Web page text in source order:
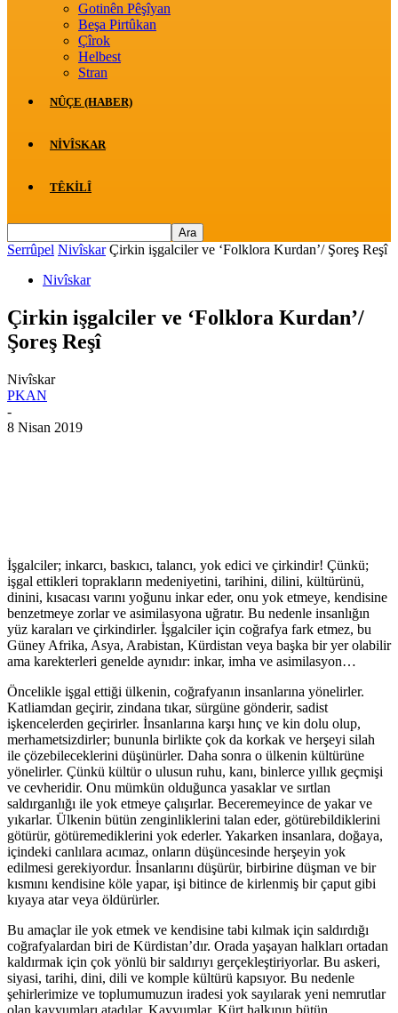
Gotinên Pêşîyan
Beşa Pirtûkan
Çîrok
Helbest
Stran
NÛÇE (HABER)
NIVÎSKAR
TÊKILÎ
Serrûpel Nivîskar Çirkin işgalciler ve ‘Folklora Kurdan’/ Şoreş Reşî
Nivîskar
Çirkin işgalciler ve ‘Folklora Kurdan’/
Şoreş Reşî
Nivîskar
PKAN
-
8 Nisan 2019
İşgalciler; inkarcı, baskıcı, talancı, yok edici ve çirkindir! Çünkü;
işgal ettikleri toprakların medeniyetini, tarihini, dilini, kültürünü,
dinini, kısacası varını yoğunu inkar eder, onu yok etmeye, kendisine
benzetmeye zorlar ve asimilasyona uğratır. Bu nedenle insanlığın
yüz karaları ve çirkindirler. İşgalciler için coğrafya fark etmez, bu
Güney Afrika, Asya, Arabistan, Kürdistan veya başka bir yer olabilir
ama karekterleri genelde aynıdır: inkar, imha ve asimilasyon…
Öncelikle işgal ettiği ülkenin, coğrafyanın insanlarına yönelirler.
Katliamdan geçirir, zindana tıkar, sürgüne gönderir, sadist
işkencelerden geçirirler. İnsanlarına karşı hınç ve kin dolu olup,
merhametsizdirler; bununla birlikte çok da korkak ve herşeyi silah
ile çözebileceklerini düşünürler. Daha sonra o ülkenin kültürüne
yönelirler. Çünkü kültür o ulusun ruhu, kanı, binlerce yıllık geçmişi
ve cevheridir. Onu mümkün olduğunca yasaklar ve sırtlan
saldırganlığı ile yok etmeye çalışırlar. Beceremeyince de yakar ve
yıkarlar. Ülkenin bütün zenginliklerini talan eder, götürebildiklerini
götürür, götüremediklerini yok ederler. Yakarken insanlara, doğaya,
içindeki canlılara acımaz, onların düşüncesinde herşeyin yok
edilmesi gerekiyordur. İnsanlarını düşürür, birbirine düşman ve bir
kısmını kendisine köle yapar, işi bitince de kirlenmiş bir çaput gibi
kıyaya atar veya öldürürler.
Bu amaçlar ile yok etmek ve kendisine tabi kılmak için saldırdığı
coğrafyalardan biri de Kürdistan’dır. Orada yaşayan halkları ortadan
kaldırmak için çok yönlü bir saldırıyı gerçekleştiriyorlar. Bu askeri,
siyasi, tarihi, dini, dili ve komple kültürü kapsıyor. Bu nedenle
şehirlerimize ve toplumumuzun iradesi yok sayılarak yeni nemrutlar
olan kayyumları atadılar. Kayyumlar, Kürt halkının bütün